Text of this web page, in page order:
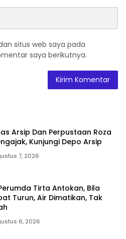
situs web saya pada
saya berikutnya.
Arsip Dan Perpustaan Roza
Kunjungi Depo Arsip
7, 2026
Tirta Antokan, Bila
Turun, Air Dimatikan, Tak
6, 2026